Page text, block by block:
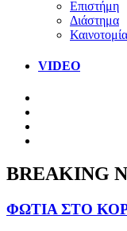
Επιστήμη
Διάστημα
Καινοτομία
VIDEO
BREAKING
ΦΩΤΙΑ ΣΤΟ